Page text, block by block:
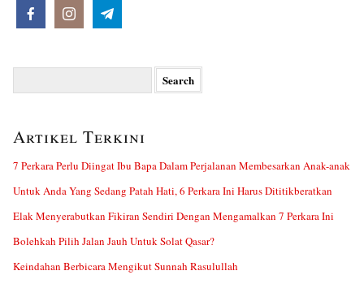
Artikel Terkini
7 Perkara Perlu Diingat Ibu Bapa Dalam Perjalanan Membesarkan Anak-anak
Untuk Anda Yang Sedang Patah Hati, 6 Perkara Ini Harus Dititikberatkan
Elak Menyerabutkan Fikiran Sendiri Dengan Mengamalkan 7 Perkara Ini
Bolehkah Pilih Jalan Jauh Untuk Solat Qasar?
Keindahan Berbicara Mengikut Sunnah Rasulullah